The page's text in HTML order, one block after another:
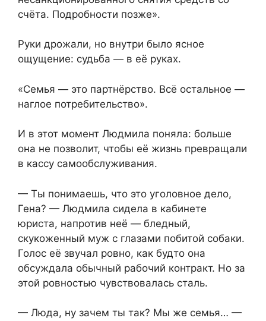
счёта. Подробности позже».
Руки дрожали, но внутри было ясное
ощущение: судьба — в её руках.
«Семья — это партнёрство. Всё остальное —
наглое потребительство».
И в этот момент Людмила поняла: больше
она не позволит, чтобы её жизнь превращали
в кассу самообслуживания.
— Ты понимаешь, что это уголовное дело,
Гена? — Людмила сидела в кабинете
юриста, напротив неё — бледный,
скукоженный муж с глазами побитой собаки.
Голос её звучал ровно, как будто она
обсуждала обычный рабочий контракт. Но за
этой ровностью чувствовалась сталь.
— Люда, ну зачем ты так? Мы же семья… —